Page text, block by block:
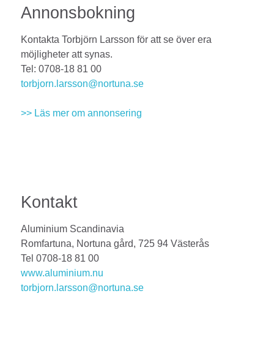
Annonsbokning
Kontakta Torbjörn Larsson för att se över era
möjligheter att synas.
Tel: 0708-18 81 00
torbjorn.larsson@nortuna.se
>> Läs mer om annonsering
Kontakt
Aluminium Scandinavia
Romfartuna, Nortuna gård, 725 94 Västerås
Tel 0708-18 81 00
www.aluminium.nu
torbjorn.larsson@nortuna.se